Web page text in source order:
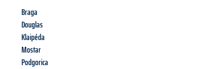
Braga
Douglas
Klaipéda
Mostar
Podgorica